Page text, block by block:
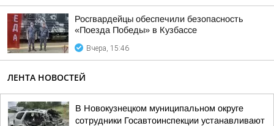
Росгвардейцы обеспечили безопасность
«Поезда Победы» в Кузбассе
Вчера, 15:46
ЛЕНТА НОВОСТЕЙ
В Новокузнецком муниципальном округе
сотрудники Госавтоинспекции устанавливают